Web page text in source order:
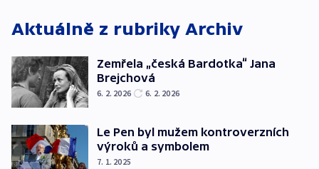
Aktuálně z rubriky Archiv
Zemřela „česká Bardotka“ Jana
Brejchová
6. 2. 2026 6. 2. 2026
Le Pen byl mužem kontroverzních
výroků a symbolem
7. 1. 2025